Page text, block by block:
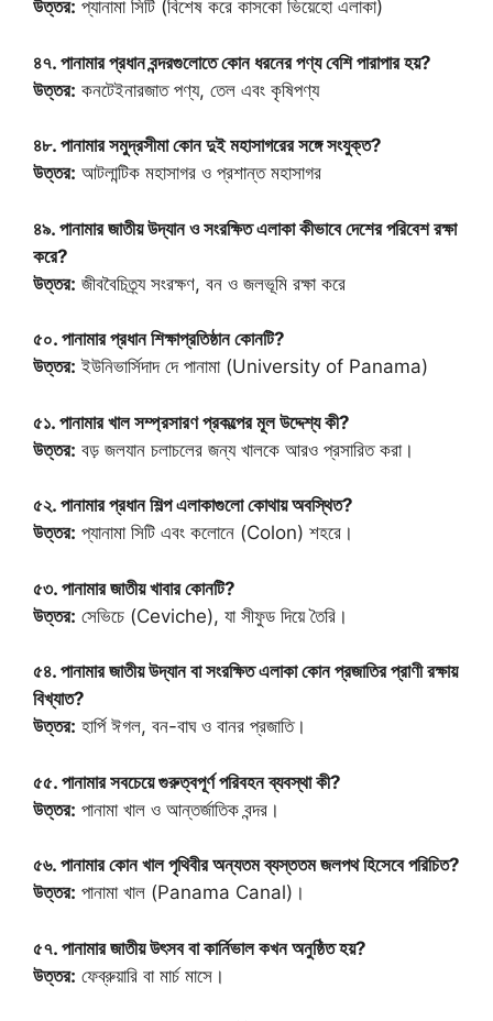
উত্তর: প্যানামা সিটি (বিশেষ করে কাসকো ভিয়েহো এলাকা)
৪৭. পানামার প্রধান বন্দরগুলোতে কোন ধরনের পণ্য বেশি পারাপার হয়?
উত্তর: কনটেইনারজাত পণ্য, তেল এবং কৃষিপণ্য
৪৮. পানামার সমুদ্রসীমা কোন দুই মহাসাগরের সঙ্গে সংযুক্ত?
উত্তর: আটলান্টিক মহাসাগর ও প্রশান্ত মহাসাগর
৪৯. পানামার জাতীয় উদ্যান ও সংরক্ষিত এলাকা কীভাবে দেশের পরিবেশ রক্ষা
করে?
উত্তর: জীববৈচিত্র্য সংরক্ষণ, বন ও জলভূমি রক্ষা করে
৫০. পানামার প্রধান শিক্ষাপ্রতিষ্ঠান কোনটি?
উত্তর: ইউনিভার্সিদাদ দে পানামা (University of Panama)
৫১. পানামার খাল সম্প্রসারণ প্রকল্পের মূল উদ্দেশ্য কী?
উত্তর: বড় জলযান চলাচলের জন্য খালকে আরও প্রসারিত করা।
৫২. পানামার প্রধান শিল্প এলাকাগুলো কোথায় অবস্থিত?
উত্তর: প্যানামা সিটি এবং কলোনে (Colon) শহরে।
৫৩. পানামার জাতীয় খাবার কোনটি?
উত্তর: সেভিচে (Ceviche), যা সীফুড দিয়ে তৈরি।
৫৪. পানামার জাতীয় উদ্যান বা সংরক্ষিত এলাকা কোন প্রজাতির প্রাণী রক্ষায়
বিখ্যাত?
উত্তর: হার্পি ঈগল, বন-বাঘ ও বানর প্রজাতি।
৫৫. পানামার সবচেয়ে গুরুত্বপূর্ণ পরিবহন ব্যবস্থা কী?
উত্তর: পানামা খাল ও আন্তর্জাতিক বন্দর।
৫৬. পানামার কোন খাল পৃথিবীর অন্যতম ব্যস্ততম জলপথ হিসেবে পরিচিত?
উত্তর: পানামা খাল (Panama Canal)।
৫৭. পানামার জাতীয় উৎসব বা কার্নিভাল কখন অনুষ্ঠিত হয়?
উত্তর: ফেব্রুয়ারি বা মার্চ মাসে।